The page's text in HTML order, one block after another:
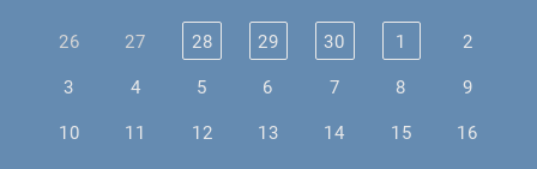
26 27 28 29 30 1
2
3
4 5 6 7 8
9
10
11 12 13 14 15
16